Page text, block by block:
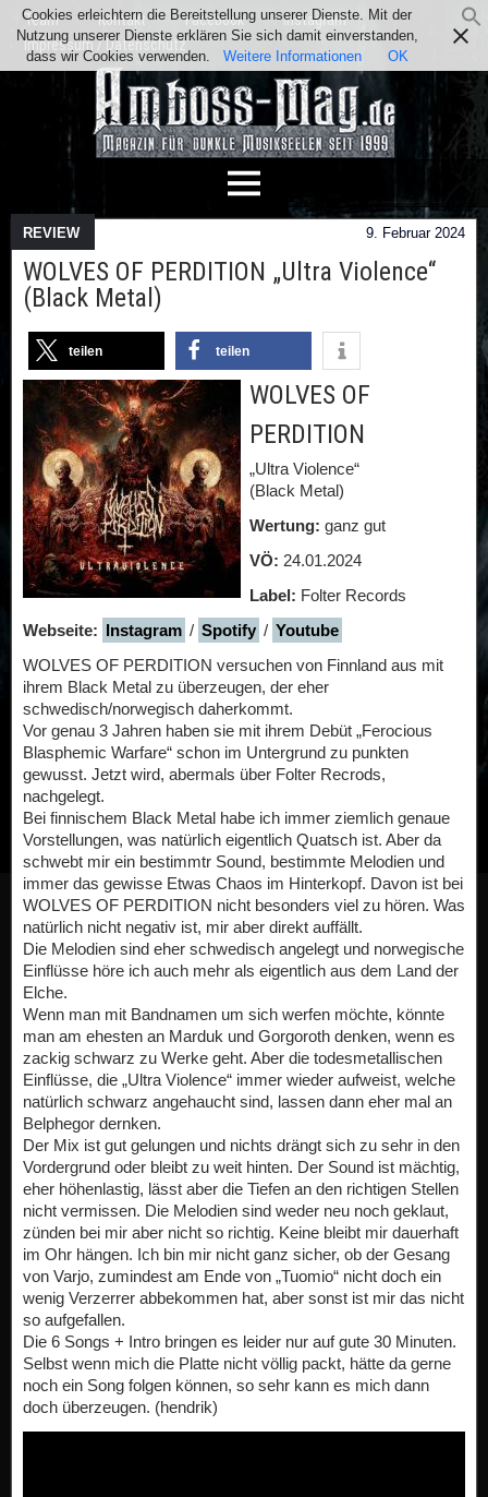
Team Kontakt Facebook
Instagram
Impressum / Datenschutz
REVIEW 9. Februar 2024
WOLVES OF PERDITION „Ultra Violence“
(Black Metal)
teilen teilen
WOLVES OF
PERDITION
„Ultra Violence“
(Black Metal)
Wertung: ganz gut
VÖ: 24.01.2024
Label: Folter Records
Webseite: Instagram / Spotify / Youtube
WOLVES OF PERDITION versuchen von Finnland aus mit
ihrem Black Metal zu überzeugen, der eher
schwedisch/norwegisch daherkommt.
Vor genau 3 Jahren haben sie mit ihrem Debüt „Ferocious
Blasphemic Warfare“ schon im Untergrund zu punkten
gewusst. Jetzt wird, abermals über Folter Recrods,
nachgelegt.
Bei finnischem Black Metal habe ich immer ziemlich genaue
Vorstellungen, was natürlich eigentlich Quatsch ist. Aber da
schwebt mir ein bestimmtr Sound, bestimmte Melodien und
immer das gewisse Etwas Chaos im Hinterkopf. Davon ist bei
WOLVES OF PERDITION nicht besonders viel zu hören. Was
natürlich nicht negativ ist, mir aber direkt auffällt.
Die Melodien sind eher schwedisch angelegt und norwegische
Einflüsse höre ich auch mehr als eigentlich aus dem Land der
Elche.
Wenn man mit Bandnamen um sich werfen möchte, könnte
man am ehesten an Marduk und Gorgoroth denken, wenn es
zackig schwarz zu Werke geht. Aber die todesmetallischen
Einflüsse, die „Ultra Violence“ immer wieder aufweist, welche
natürlich schwarz angehaucht sind, lassen dann eher mal an
Belphegor dernken.
Der Mix ist gut gelungen und nichts drängt sich zu sehr in den
Vordergrund oder bleibt zu weit hinten. Der Sound ist mächtig,
eher höhenlastig, lässt aber die Tiefen an den richtigen Stellen
nicht vermissen. Die Melodien sind weder neu noch geklaut,
zünden bei mir aber nicht so richtig. Keine bleibt mir dauerhaft
im Ohr hängen. Ich bin mir nicht ganz sicher, ob der Gesang
von Varjo, zumindest am Ende von „Tuomio“ nicht doch ein
wenig Verzerrer abbekommen hat, aber sonst ist mir das nicht
so aufgefallen.
Die 6 Songs + Intro bringen es leider nur auf gute 30 Minuten.
Selbst wenn mich die Platte nicht völlig packt, hätte da gerne
noch ein Song folgen können, so sehr kann es mich dann
doch überzeugen. (hendrik)
Cookies erleichtern die Bereitstellung unserer Dienste. Mit der
Nutzung unserer Dienste erklären Sie sich damit einverstanden,
dass wir Cookies verwenden.
Weitere Informationen OK